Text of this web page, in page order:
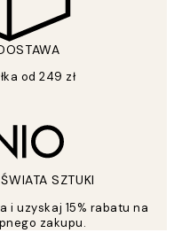
od 249 zł
SZTUKI
i uzyskaj 15% rabatu na
zakupu.